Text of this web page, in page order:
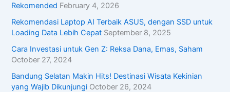
Rekomended February 4, 2026
Rekomendasi Laptop AI Terbaik ASUS, dengan SSD untuk
Loading Data Lebih Cepat September 8, 2025
Cara Investasi untuk Gen Z: Reksa Dana, Emas, Saham
October 27, 2024
Bandung Selatan Makin Hits! Destinasi Wisata Kekinian
yang Wajib Dikunjungi October 26, 2024